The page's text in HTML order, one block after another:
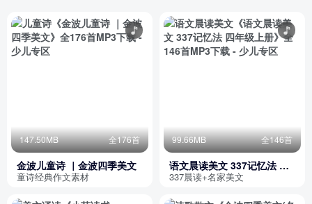
147.50MB 全176首
金波儿童诗 ｜金波四季美文
童诗经典作文素材
99.66MB 全146首
语文晨读美文 337记忆法 四
年级上册
337晨读+名家美文